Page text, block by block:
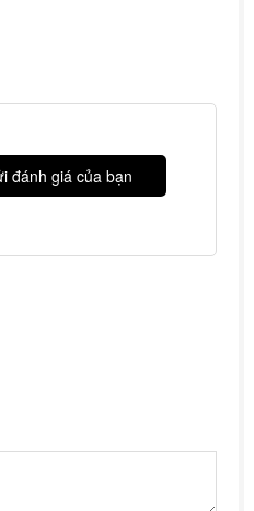
đánh giá của bạn